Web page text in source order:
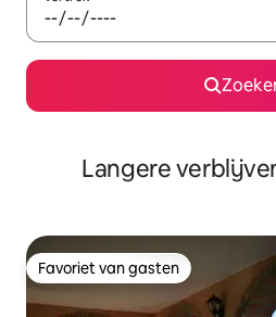
Langere
Favoriet van gasten
Favoriet van gasten